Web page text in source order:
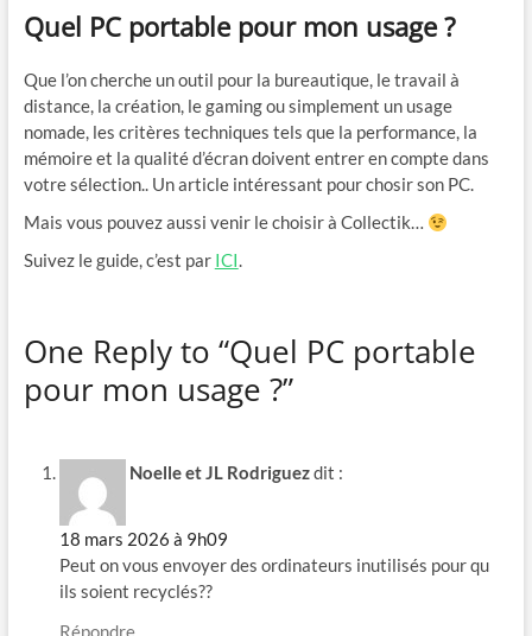
Quel PC portable pour mon usage ?
Que l’on cherche un outil pour la bureautique, le travail à
distance, la création, le gaming ou simplement un usage
nomade, les critères techniques tels que la performance, la
mémoire et la qualité d’écran doivent entrer en compte dans
votre sélection.. Un article intéressant pour chosir son PC.
Mais vous pouvez aussi venir le choisir à Collectik…
Suivez le guide, c’est par ICI.
One Reply to “Quel PC portable
pour mon usage ?”
Noelle et JL Rodriguezdit :
18 mars 2026 à 9h09
Peut on vous envoyer des ordinateurs inutilisés pour qu
ils soient recyclés??
Répondre